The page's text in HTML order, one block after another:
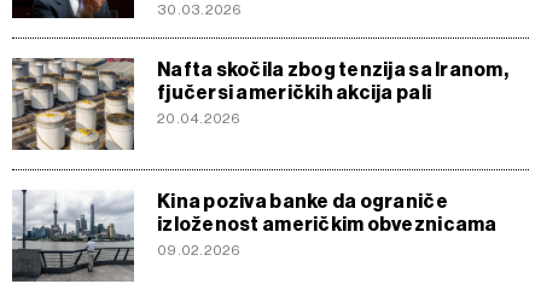
30.03.2026
Nafta skočila zbog tenzija sa Iranom,
fjučersi američkih akcija pali
20.04.2026
Kina poziva banke da ograniče
izloženost američkim obveznicama
09.02.2026